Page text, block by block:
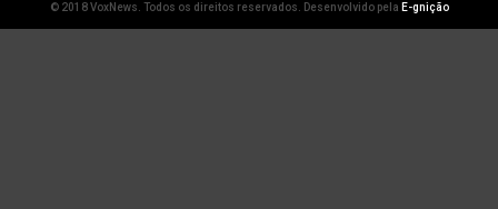
© 2018 VoxNews. Todos os direitos reservados. Desenvolvido pela E-gnição